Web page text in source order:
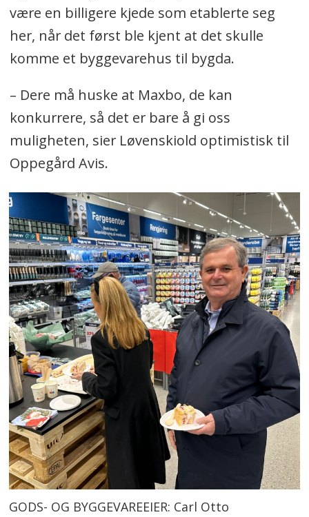
være en billigere kjede som etablerte seg
her, når det først ble kjent at det skulle
komme et byggevarehus til bygda.
– Dere må huske at Maxbo, de kan
konkurrere, så det er bare å gi oss
muligheten, sier Løvenskiold optimistisk til
Oppegård Avis.
GODS- OG BYGGEVAREEIER: Carl Otto